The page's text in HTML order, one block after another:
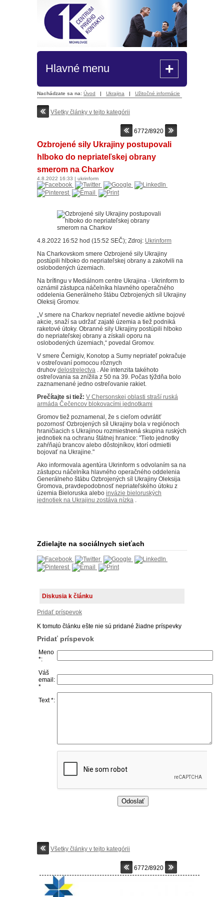
Hlavné menu +
Nachádzate sa na: Úvod | Ukrajina | Užitočné informácie
Všetky články v tejto kategórii
6772/8920
Ozbrojené sily Ukrajiny postupovali
hlboko do nepriateľskej obrany
smerom na Charkov
4.8.2022 16:33 | ukrinform
4.8.2022 16:52 hod (15:52 SEČ); Zdroj: Ukrinform
Na Charkovskom smere Ozbrojené sily Ukrajiny
postúpili hlboko do nepriateľskej obrany a zakotvili na
oslobodených územiach.
Na brífingu v Mediálnom centre Ukrajina - Ukrinform to
oznámil zástupca náčelníka hlavného operačného
oddelenia Generálneho štábu Ozbrojených síl Ukrajiny
Oleksij Gromov.
„V smere na Charkov nepriateľ nevedie aktívne bojové
akcie, snaží sa udržať zajaté územia a tiež podniká
raketové útoky. Obranné sily Ukrajiny postúpili hlboko
do nepriateľskej obrany a získali oporu na
oslobodených územiach,“ povedal Gromov.
V smere Černigiv, Konotop a Sumy nepriateľ pokračuje
v ostreľovaní pomocou rôznych
druhov delostrelectva . Ale intenzita takéhoto
ostreľovania sa znížila z 50 na 39. Počas týždňa bolo
zaznamenané jedno ostreľovanie rakiet.
Prečítajte si tiež: V Chersonskej oblasti straší ruská
armáda Čečencov blokovacími jednotkami
Gromov tiež poznamenal, že s cieľom odvrátiť
pozornosť Ozbrojených síl Ukrajiny bola v regiónoch
hraničiacich s Ukrajinou rozmiestnená skupina ruských
jednotiek na ochranu štátnej hranice: "Tieto jednotky
zahŕňajú brancov alebo dôstojníkov, ktorí odmietli
bojovať na Ukrajine."
Ako informovala agentúra Ukrinform s odvolaním sa na
zástupcu náčelníka hlavného operačného oddelenia
Generálneho štábu Ozbrojených síl Ukrajiny Oleksija
Gromova, pravdepodobnosť nepriateľského útoku z
územia Bieloruska alebo invázie bieloruských
jednotiek na Ukrajinu zostáva nízka .
Zdielajte na sociálnych sieťach
Diskusia k článku
Pridať príspevok
K tomuto článku ešte nie sú pridané žiadne príspevky
Pridať príspevok
Meno
*:
Váš
email:
*
Text *:
Všetky články v tejto kategórii
6772/8920